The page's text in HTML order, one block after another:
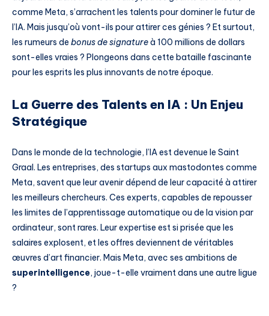
comme Meta, s’arrachent les talents pour dominer le futur de
l’IA. Mais jusqu’où vont-ils pour attirer ces génies ? Et surtout,
les rumeurs de bonus de signatureà 100 millions de dollars
sont-elles vraies ? Plongeons dans cette bataille fascinante
pour les esprits les plus innovants de notre époque.
La Guerre des Talents en IA : Un Enjeu
Stratégique
Dans le monde de la technologie, l’IA est devenue le Saint
Graal. Les entreprises, des startups aux mastodontes comme
Meta, savent que leur avenir dépend de leur capacité à attirer
les meilleurs chercheurs. Ces experts, capables de repousser
les limites de l’apprentissage automatique ou de la vision par
ordinateur, sont rares. Leur expertise est si prisée que les
salaires explosent, et les offres deviennent de véritables
œuvres d’art financier. Mais Meta, avec ses ambitions de
superintelligence, joue-t-elle vraiment dans une autre ligue
?